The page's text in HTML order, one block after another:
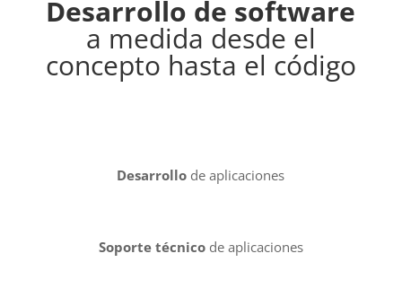
Desarrollo de software
a medida desde el
concepto hasta el código
Desarrollo de aplicaciones
Soporte técnico de aplicaciones